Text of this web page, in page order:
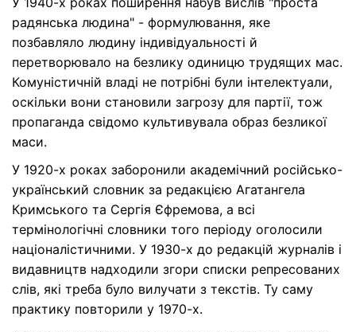
радянська людина" - формулювання, яке
позбавляло людину індивідуальності й
перетворювало на безлику одиницю трудящих мас.
Комуністичній владі не потрібні були інтелектуали,
оскільки вони становили загрозу для партії, тож
пропаганда свідомо культивувала образ безликої
маси.
У 1920-х роках заборонили академічний російсько-
український словник за редакцією Агатангела
Кримського та Сергія Єфремова, а всі
термінологічні словники того періоду оголосили
націоналістичними. У 1930-х до редакцій журналів і
видавництв надходили згори списки репресованих
слів, які треба було вилучати з текстів. Ту саму
практику повторили у 1970-х.